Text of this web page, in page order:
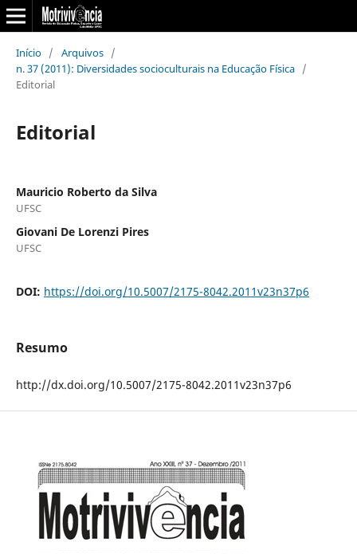
Início / Arquivos /
n. 37 (2011): Diversidades socioculturais na Educação Física /
Editorial
Editorial
Mauricio Roberto da Silva
UFSC
Giovani De Lorenzi Pires
UFSC
DOI: https://doi.org/10.5007/2175-8042.2011v23n37p6
Resumo
http://dx.doi.org/10.5007/2175-8042.2011v23n37p6